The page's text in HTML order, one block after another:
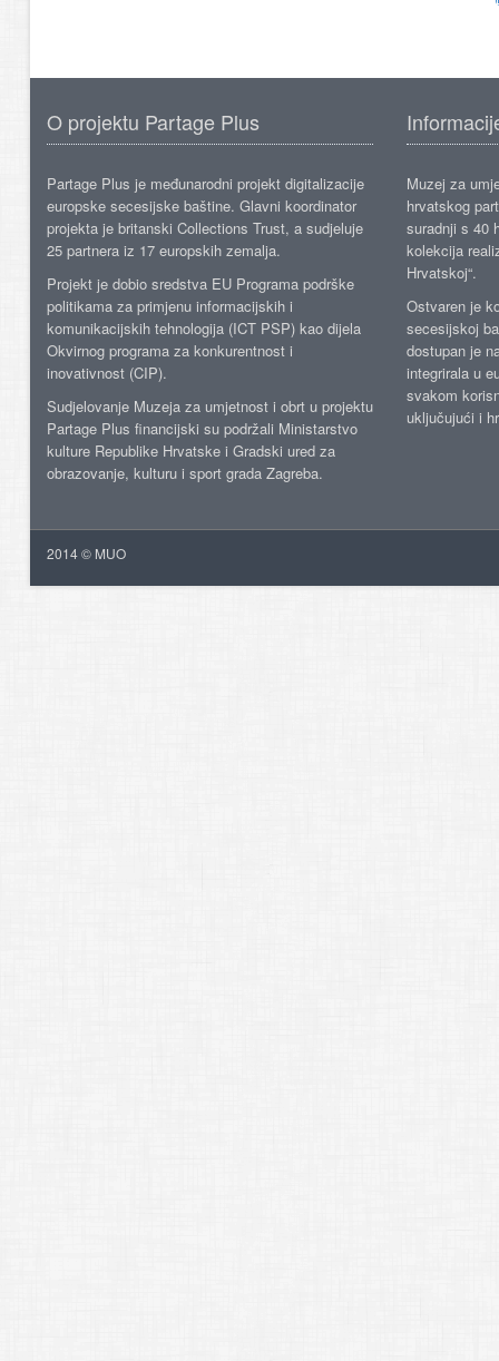
O projektu Partage Plus
Partage Plus je međunarodni projekt digitalizacije
europske secesijske baštine. Glavni koordinator
projekta je britanski Collections Trust, a sudjeluje
25 partnera iz 17 europskih zemalja.
Projekt je dobio sredstva EU Programa podrške
politikama za primjenu informacijskih i
komunikacijskih tehnologija (ICT PSP) kao dijela
Okvirnog programa za konkurentnost i
inovativnost (CIP).
Sudjelovanje Muzeja za umjetnost i obrt u projektu
Partage Plus financijski su podržali Ministarstvo
kulture Republike Hrvatske i Gradski ured za
obrazovanje, kulturu i sport grada Zagreba.
Muzej za
hrvatskog
suradnji s 40
kolekcija
Hrvatskoj“.
Ostvaren je
secesijskoj
dostupan je
integrirala u
svakom
uključujući i
2014 © MUO